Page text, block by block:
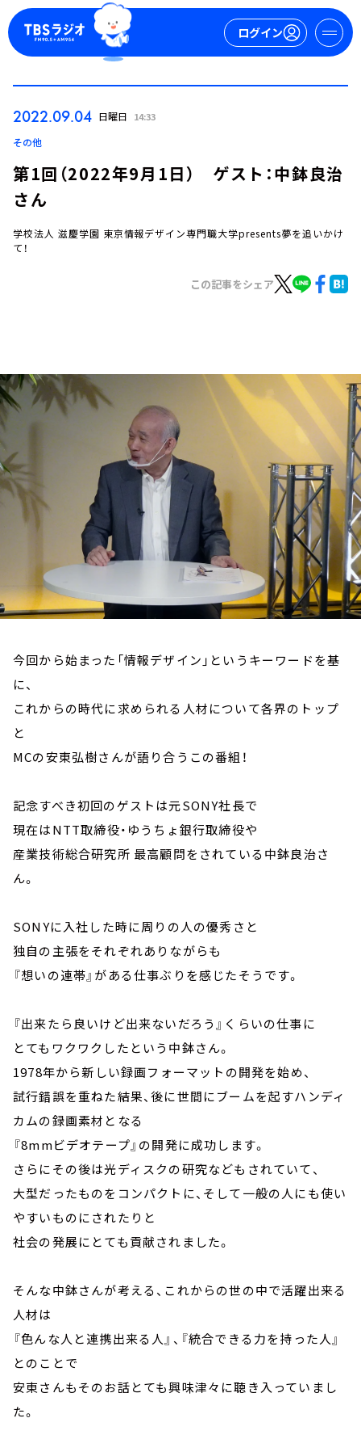
ログイン
お知らせ
イベント・グッズ
YouTube
2022.09.04 日曜日 14:33
その他
第1回（2022年9月1日） ゲスト：中鉢良治
さん
学校法人 滋慶学園 東京情報デザイン専門職大学presents夢を追いかけ
て！
この記事をシェア
今回から始まった「情報デザイン」というキーワードを基
に、
これからの時代に求められる人材について各界のトップ
と
MCの安東弘樹さんが語り合うこの番組！
記念すべき初回のゲストは元SONY社長で
現在はNTT取締役・ゆうちょ銀行取締役や
産業技術総合研究所 最高顧問をされている中鉢良治さ
ん。
SONYに入社した時に周りの人の優秀さと
独自の主張をそれぞれありながらも
『想いの連帯』がある仕事ぶりを感じたそうです。
『出来たら良いけど出来ないだろう』くらいの仕事に
とてもワクワクしたという中鉢さん。
1978年から新しい録画フォーマットの開発を始め、
試行錯誤を重ねた結果、後に世間にブームを起すハンディ
カムの録画素材となる
『8mmビデオテープ』の開発に成功します。
さらにその後は光ディスクの研究などもされていて、
大型だったものをコンパクトに、そして一般の人にも使い
やすいものにされたりと
社会の発展にとても貢献されました。
そんな中鉢さんが考える、これからの世の中で活躍出来る
人材は
『色んな人と連携出来る人』、『統合できる力を持った人』
とのことで
安東さんもそのお話とても興味津々に聴き入っていまし
た。